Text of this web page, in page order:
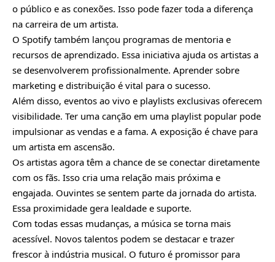
o público e as conexões. Isso pode fazer toda a diferença
na carreira de um artista.
O Spotify também lançou programas de mentoria e
recursos de aprendizado. Essa iniciativa ajuda os artistas a
se desenvolverem profissionalmente. Aprender sobre
marketing e distribuição é vital para o sucesso.
Além disso, eventos ao vivo e playlists exclusivas oferecem
visibilidade. Ter uma canção em uma playlist popular pode
impulsionar as vendas e a fama. A exposição é chave para
um artista em ascensão.
Os artistas agora têm a chance de se conectar diretamente
com os fãs. Isso cria uma relação mais próxima e
engajada. Ouvintes se sentem parte da jornada do artista.
Essa proximidade gera lealdade e suporte.
Com todas essas mudanças, a música se torna mais
acessível. Novos talentos podem se destacar e trazer
frescor à indústria musical. O futuro é promissor para